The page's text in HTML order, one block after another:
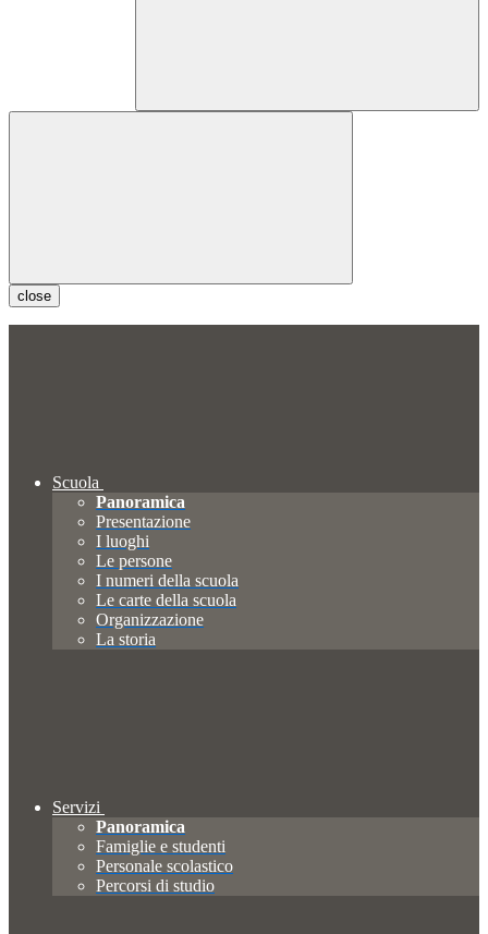
close
Scuola
Panoramica
Presentazione
I luoghi
Le persone
I numeri della scuola
Le carte della scuola
Organizzazione
La storia
Servizi
Panoramica
Famiglie e studenti
Personale scolastico
Percorsi di studio